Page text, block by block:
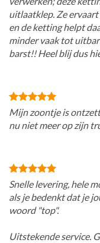
uitlaatklep. Ze
en de ketting helpt
minder vaak tot
barst!! Heel blij dus
Mijn zoontje is
nu niet meer op zijn
Snelle levering, hele
als je bedenkt dat je
woord "top".
Uitstekende service.